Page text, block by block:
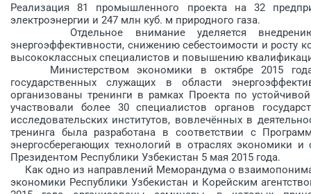
Реализация 81 промышленного проекта на 32
электроэнергии и 247 млн куб. м природного газа.
Отдельное внимание уделяется внедрению
энергоэффективности, снижению себестоимости и росту
высококлассных специалистов и повышению
Министерством экономики в октябре 2015
государственных служащих в области
организованы тренинги в рамках Проекта по
участвовали более 30 специалистов органов
исследовательских институтов, вовле­чённых в
тренинга была разработана в со­ответствии с
энергосберегающих технологий в отраслях экономики
Президентом Республики Узбекистан 5 мая 2015 года.
Как одно из направлений Меморандума о
экономики Республики Узбекистан и Корейским